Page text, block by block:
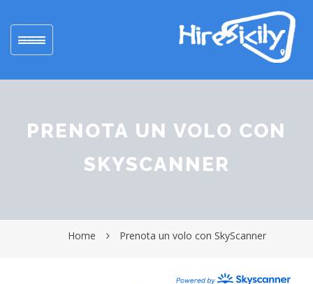
Toggle
navigation
PRENOTA UN VOLO CON
SKYSCANNER
Home Prenota un volo con SkyScanner